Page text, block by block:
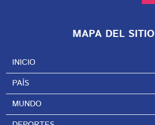
MAPA DEL SITIO
INICIO
PAÍS
MUNDO